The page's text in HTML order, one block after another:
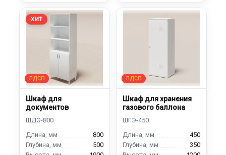
ХИТ
Шкаф для
документов
800
500
Шкаф для хранения
газового баллона
450
350